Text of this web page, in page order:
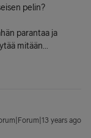
pelin?
parantaa ja
mitään...
years ago